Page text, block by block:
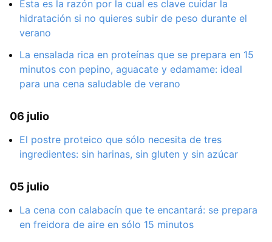
Esta es la razón por la cual es clave cuidar la
hidratación si no quieres subir de peso durante el
verano
La ensalada rica en proteínas que se prepara en 15
minutos con pepino, aguacate y edamame: ideal
para una cena saludable de verano
06 julio
El postre proteico que sólo necesita de tres
ingredientes: sin harinas, sin gluten y sin azúcar
05 julio
La cena con calabacín que te encantará: se prepara
en freidora de aire en sólo 15 minutos